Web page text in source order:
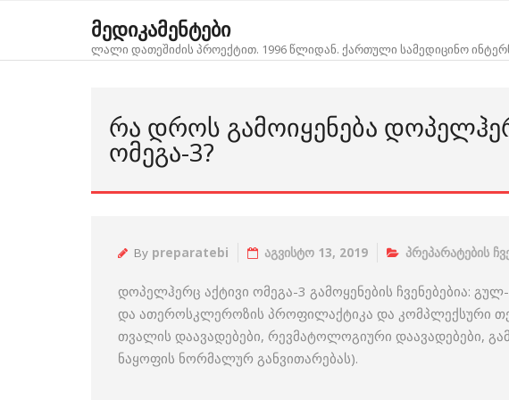
მედიკამენტები
ლალი დათეშიძის პროექტით. 1996 წლიდან. ქართული სამედიცინო
ᲠᲐ ᲓᲠᲝᲡ ᲒᲐᲛᲝᲘᲧᲔᲜᲔᲑᲐ
ᲝᲛᲔᲒᲐ-3?
By preparatebi აგვისტო 13, 2019 პრეპარატების
დოპელჰერც აქტივი ომეგა-3 გამოყენების ჩვენებებია:
და ათეროსკლეროზის პროფილაქტიკა და კომპლექსური
თვალის დაავადებები, რევმატოლოგიური დაავადებები,
ნაყოფის ნორმალურ განვითარებას).